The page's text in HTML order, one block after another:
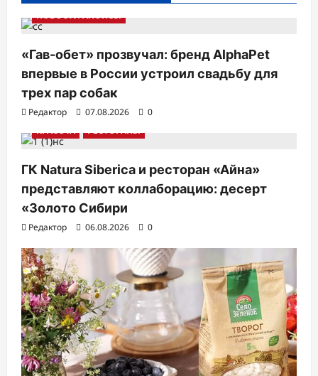
НОВОСТИ АНОНСЫ
«Гав-обет» прозвучал: бренд AlphaPet
впервые в России устроил свадьбу для
трех пар собак
Редактор 07.08.2026
0
КРАСОТА
РЕСТОРАНЫ
ГК Natura Siberica и ресторан «Айна»
представляют коллаборацию: десерт
«Золото Сибири
Редактор 06.08.2026 0